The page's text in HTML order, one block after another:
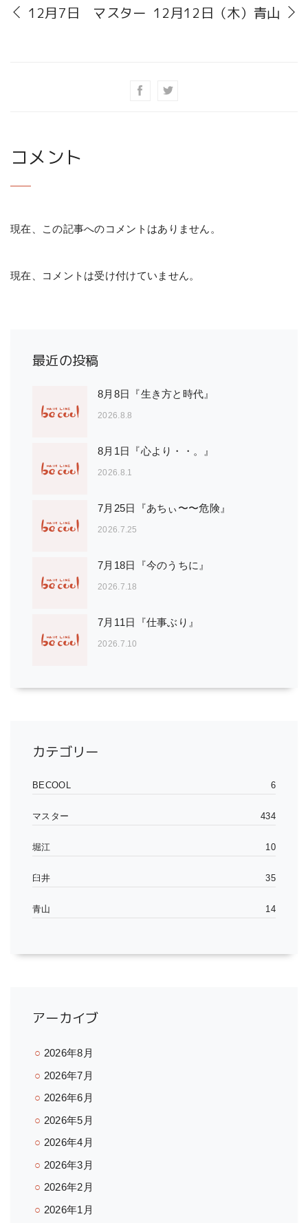
12月7日 マスター 12月12日（木）青山
コメント
現在、この記事へのコメントはありません。
現在、コメントは受け付けていません。
最近の投稿
8月8日『生き方と時代』
2026.8.8
8月1日『心より・・。』
2026.8.1
7月25日『あちぃ〜〜危険』
2026.7.25
7月18日『今のうちに』
2026.7.18
7月11日『仕事ぶり』
2026.7.10
カテゴリー
BECOOL 6
マスター 434
堀江 10
臼井 35
青山 14
アーカイブ
2026年8月
2026年7月
2026年6月
2026年5月
2026年4月
2026年3月
2026年2月
2026年1月